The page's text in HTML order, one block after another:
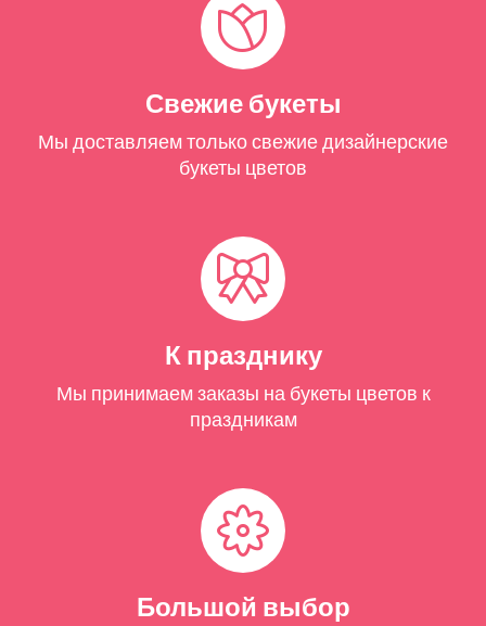
Свежие букеты
Мы доставляем только свежие дизайнерские
букеты цветов
К празднику
Мы принимаем заказы на букеты цветов к
праздникам
Большой выбор